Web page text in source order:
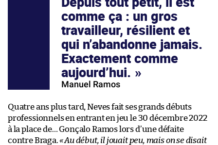
comme ça : un gros
travailleur, résilient et
qui n’abandonne jamais.
Exactement comme
aujourd’hui.
Manuel Ramos
Quatre ans plus tard, Neves fait ses grands débuts
professionnels en entrant en jeu le 30 décembre 2022
à la place de… Gonçalo Ramos lors d’une défaite
contre Braga.«Au début, il jouait peu, mais on se disait